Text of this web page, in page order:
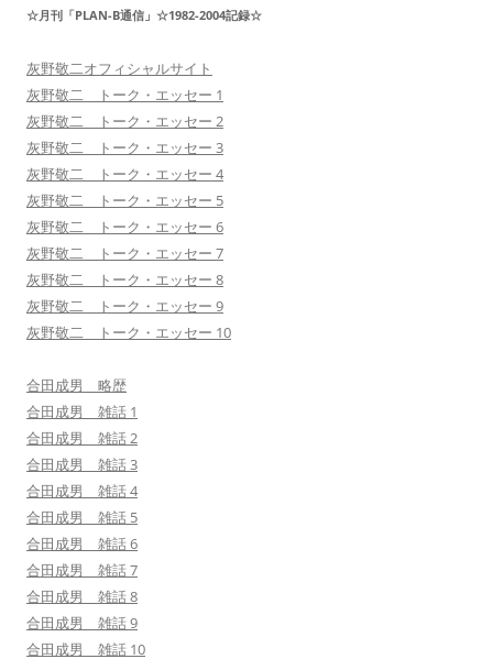
☆月刊「PLAN-B通信」☆1982-2004記録☆
灰野敬二オフィシャルサイト
灰野敬二 トーク・エッセー 1
灰野敬二 トーク・エッセー 2
灰野敬二 トーク・エッセー 3
灰野敬二 トーク・エッセー 4
灰野敬二 トーク・エッセー 5
灰野敬二 トーク・エッセー 6
灰野敬二 トーク・エッセー 7
灰野敬二 トーク・エッセー 8
灰野敬二 トーク・エッセー 9
灰野敬二 トーク・エッセー 10
合田成男 略歴
合田成男 雑話 1
合田成男 雑話 2
合田成男 雑話 3
合田成男 雑話 4
合田成男 雑話 5
合田成男 雑話 6
合田成男 雑話 7
合田成男 雑話 8
合田成男 雑話 9
合田成男 雑話 10